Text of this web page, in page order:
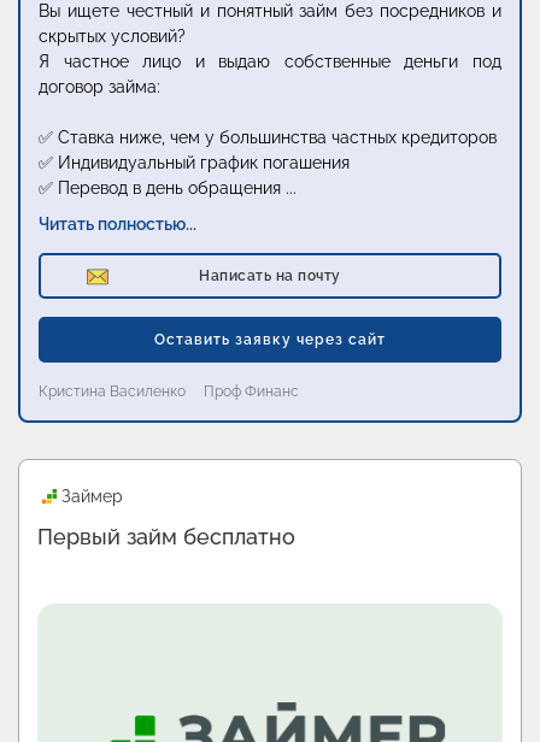
Вы ищете честный и понятный займ без посредников и
скрытых условий?
Я частное лицо и выдаю собственные деньги под
договор займа:
✅ Ставка ниже, чем у большинства частных кредиторов
✅ Индивидуальный график погашения
✅ Перевод в день обращения ...
Читать полностью...
Написать на почту
Оставить заявку через сайт
Кристина Василенко Проф Финанс
Промо
Турбозайм
Первый займ без процентов